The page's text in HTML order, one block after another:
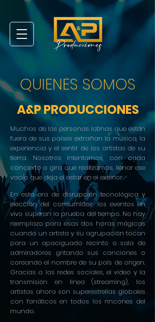
QUIENES SOMOS
A&P PRODUCCIONES
Muchas de las personas latinas que están
fuera de sus países extrañan la música, la
experiencia y el sentir de los artistas de su
tierra. Nosotros intentamos, con cada
concierto o gira que realizamos, llenar ese
vacío que deja el estar en el exterior.
En esta era de disrupción tecnológica y
elección del consumidor, los eventos en
vivo superan la prueba del tiempo. No hay
reemplazo para esas dos horas mágicas
cuando un artista y su agrupación tocan
para un apaciguado recinto o sala de
admiradores gritando sus canciones o
coreando el nombre de su país de origen.
Gracias a las redes sociales, el video y la
transmisión en linea (streaming), los
artistas ahora son superestrellas globales
con fanáticos en todos los rincones del
mundo.